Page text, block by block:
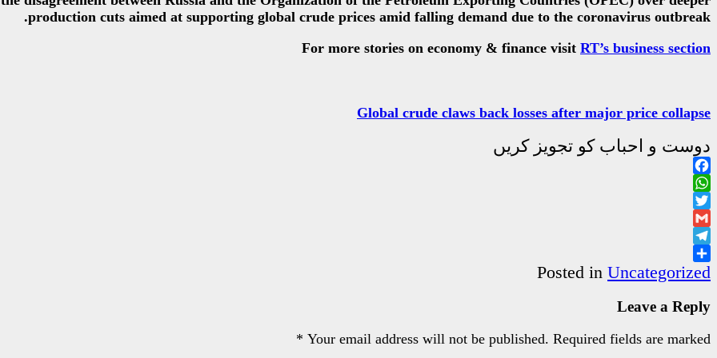
production cuts aimed at supporting global crude prices amid falling demand due to the coronavirus outbreak.
For more stories on economy & finance visit RT’s business section
Global crude claws back losses after major price collapse
دوست و احباب کو تجویز کریں
Facebook
WhatsApp
Twitter
Gmail
Telegram
Share
Posted in Uncategorized
Leave a Reply
Your email address will not be published. Required fields are marked
*